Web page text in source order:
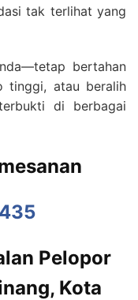
tak terlihat yang
bertahan
tinggi, atau beralih
di berbagai
Pelopor
Kota